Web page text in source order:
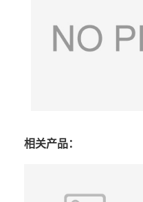
相关产品：